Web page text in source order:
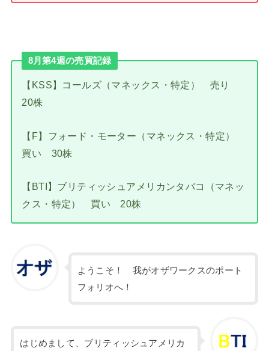
8月第4週の売買記録
【KSS】コールズ（マネックス・特定） 売り
20株
【F】フォード・モーター（マネックス・特定）
買い 30株
【BTI】ブリティッシュアメリカンタバコ（マネッ
クス・特定） 買い 20株
ようこそ！ 我がオザワークスのポート
フォリオへ！
はじめまして、ブリティッシュアメリカ